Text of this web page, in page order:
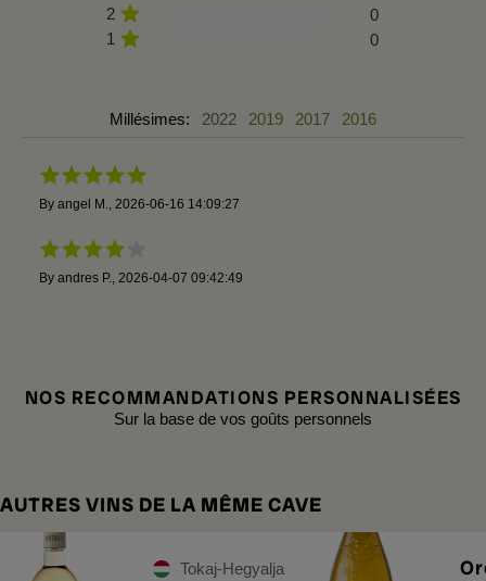
2
0
1
0
Millésimes: 2022 2019 2017 2016
By angel M. 2026-06-16 14:09:27
By andres P. 2026-04-07 09:42:49
NOS RECOMMANDATIONS PERSONNALISÉES
Sur la base de vos goûts personnels
AUTRES VINS DE LA MÊME CAVE
Tokaj-Hegyalja